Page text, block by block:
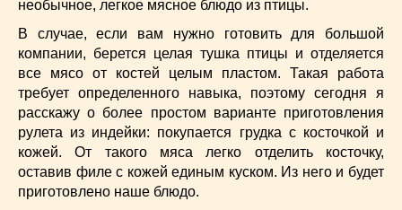
Рыба(45)
Салаты(33)
Советы(42)
Соусы(8)
Супы(45)
Украинская кухня(129)
необычное, легкое мясное блюдо из птицы.
В случае, если вам нужно готовить для большой
компании, берется целая тушка птицы и отделяется
все мясо от костей целым пластом. Такая работа
требует определенного навыка, поэтому сегодня я
расскажу о более простом варианте приготовления
рулета из индейки: покупается грудка с косточкой и
кожей. От такого мяса легко отделить косточку,
оставив филе с кожей единым куском. Из него и будет
приготовлено наше блюдо.